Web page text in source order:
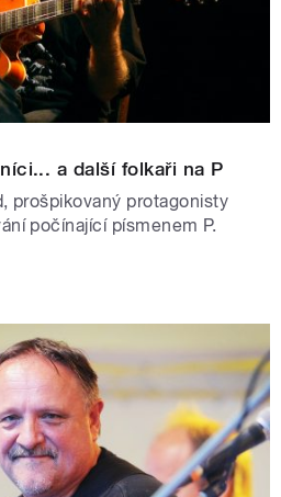
a další folkaři na P
prošpikovaný protagonisty
počínající písmenem P.